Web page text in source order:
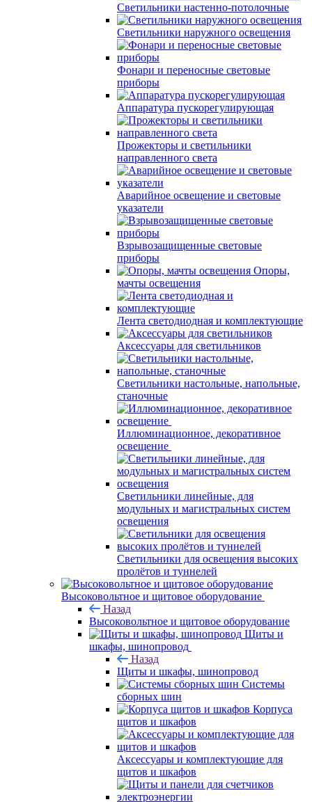
Светильники настенно-потолочные
Светильники наружного освещения
Фонари и переносные световые
приборы
Аппаратура пускорегулирующая
Прожекторы и светильники
направленного света
Аварийное освещение и световые
указатели
Взрывозащищенные световые
приборы
Опоры,
мачты освещения
Лента светодиодная и комплектующие
Аксессуары для светильников
Светильники настольные, напольные,
станочные
Иллюминационное, декоративное
освещение
Светильники линейные, для
модульных и магистральных систем
освещения
Светильники для освещения высоких
пролётов и туннелей
Высоковольтное и щитовое оборудование
Назад
Высоковольтное и щитовое оборудование
Щиты и
шкафы, шинопровод
Назад
Щиты и шкафы, шинопровод
Системы
сборных шин
Корпуса
щитов и шкафов
Аксессуары и комплектующие для
щитов и шкафов